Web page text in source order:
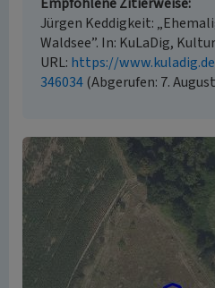
Jürgen Keddigkeit:
Waldsee”. In: KuLaDig,
URL: https://
346034(Abgerufen: 7.